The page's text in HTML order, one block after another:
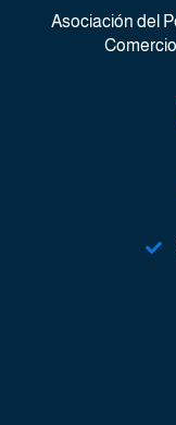
Asociación del